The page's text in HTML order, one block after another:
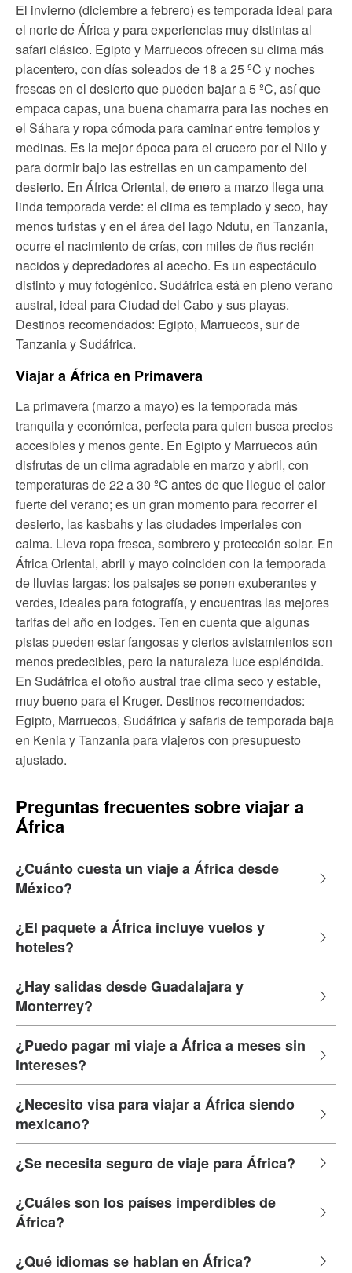
El invierno (diciembre a febrero) es temporada ideal para
el norte de África y para experiencias muy distintas al
safari clásico. Egipto y Marruecos ofrecen su clima más
placentero, con días soleados de 18 a 25 ºC y noches
frescas en el desierto que pueden bajar a 5 ºC, así que
empaca capas, una buena chamarra para las noches en
el Sáhara y ropa cómoda para caminar entre templos y
medinas. Es la mejor época para el crucero por el Nilo y
para dormir bajo las estrellas en un campamento del
desierto. En África Oriental, de enero a marzo llega una
linda temporada verde: el clima es templado y seco, hay
menos turistas y en el área del lago Ndutu, en Tanzania,
ocurre el nacimiento de crías, con miles de ñus recién
nacidos y depredadores al acecho. Es un espectáculo
distinto y muy fotogénico. Sudáfrica está en pleno verano
austral, ideal para Ciudad del Cabo y sus playas.
Destinos recomendados: Egipto, Marruecos, sur de
Tanzania y Sudáfrica.
Viajar a África en Primavera
La primavera (marzo a mayo) es la temporada más
tranquila y económica, perfecta para quien busca precios
accesibles y menos gente. En Egipto y Marruecos aún
disfrutas de un clima agradable en marzo y abril, con
temperaturas de 22 a 30 ºC antes de que llegue el calor
fuerte del verano; es un gran momento para recorrer el
desierto, las kasbahs y las ciudades imperiales con
calma. Lleva ropa fresca, sombrero y protección solar. En
África Oriental, abril y mayo coinciden con la temporada
de lluvias largas: los paisajes se ponen exuberantes y
verdes, ideales para fotografía, y encuentras las mejores
tarifas del año en lodges. Ten en cuenta que algunas
pistas pueden estar fangosas y ciertos avistamientos son
menos predecibles, pero la naturaleza luce espléndida.
En Sudáfrica el otoño austral trae clima seco y estable,
muy bueno para el Kruger. Destinos recomendados:
Egipto, Marruecos, Sudáfrica y safaris de temporada baja
en Kenia y Tanzania para viajeros con presupuesto
ajustado.
Preguntas frecuentes sobre viajar a
África
¿Cuánto cuesta un viaje a África desde
México?
¿El paquete a África incluye vuelos y
hoteles?
¿Hay salidas desde Guadalajara y
Monterrey?
¿Puedo pagar mi viaje a África a meses sin
intereses?
¿Necesito visa para viajar a África siendo
mexicano?
¿Se necesita seguro de viaje para África?
¿Cuáles son los países imperdibles de
África?
¿Qué idiomas se hablan en África?